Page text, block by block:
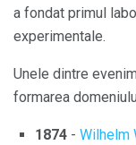
a fondat primul
experimentale.
Unele dintre
formarea
1874 - Wilhelm